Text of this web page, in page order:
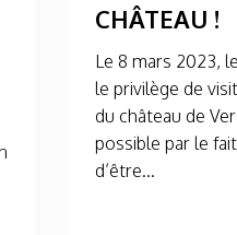
CHÂTEAU !
Le 8 mars 2023,
le privilège de
du château de
possible par le
d’être...